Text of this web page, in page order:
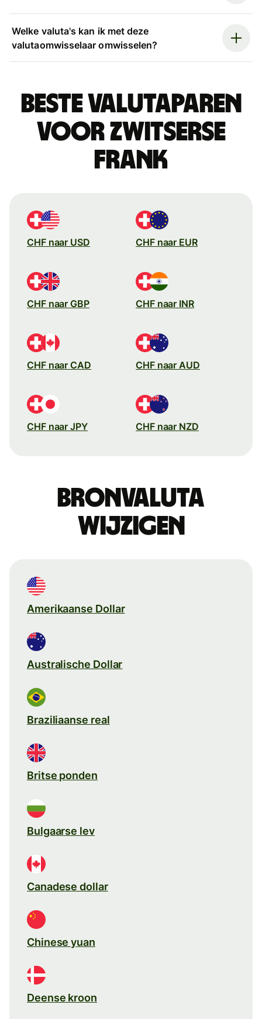
Welke valuta's kan ik met deze
valutaomwisselaar omwisselen?
Beste valutaparen
voor Zwitserse
frank
CHF naar USD CHF naar EUR
CHF naar GBP CHF naar INR
CHF naar CAD CHF naar AUD
CHF naar JPY CHF naar NZD
Bronvaluta
wijzigen
Amerikaanse Dollar
Australische Dollar
Braziliaanse real
Britse ponden
Bulgaarse lev
Canadese dollar
Chinese yuan
Deense kroon